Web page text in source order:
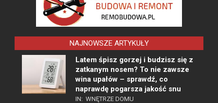
NAJNOWSZE ARTYKUŁY
Latem śpisz gorzej i budzisz się z
zatkanym nosem? To nie zawsze
wina upałów – sprawdź, co
naprawdę pogarsza jakość snu
IN: WNĘTRZE DOMU